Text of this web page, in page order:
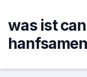
content
was ist